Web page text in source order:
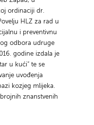
ordinaciji dr.
HLZ za rad u
i preventivnu
odbora udruge
godine izdala je
u kući“ te se
uvođenja
kozjeg mlijeka.
znanstvenih